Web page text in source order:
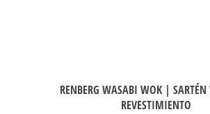
RENBERG WASABI WOK | SARTÉN
REVESTIMIENTO